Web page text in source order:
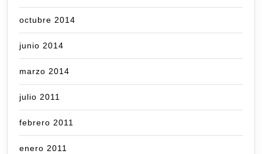
octubre 2014
junio 2014
marzo 2014
julio 2011
febrero 2011
enero 2011